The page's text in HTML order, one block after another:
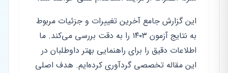
این گزارش جامع آخرین تغییرات و جزئیات مربوط
به نتایج آزمون ۱۴۰۳ را به دقت بررسی می‌کند. ما
اطلاعات دقیق را برای راهنمایی بهتر داوطلبان در
این مقاله تخصصی گردآوری کرده‌ایم. هدف اصلی